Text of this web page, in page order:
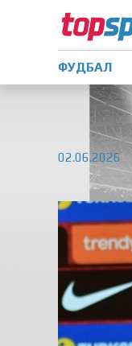
ФУДБАЛ
02.06.2026